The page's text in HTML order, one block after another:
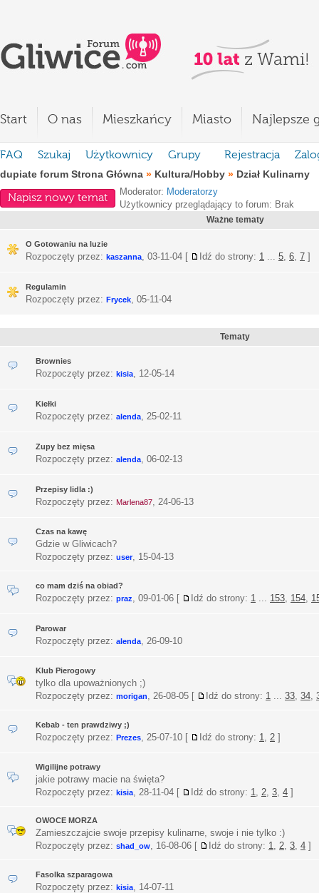
Start O nas Mieszkańcy Miasto Najlepsze
FAQ Szukaj Użytkownicy Grupy Rejestracja
dupiate forum Strona Główna » Kultura/Hobby » Dział Kulinarny
Napisz nowy temat
Moderator: Moderatorzy
Użytkownicy przeglądający to forum: Brak
Ważne tematy
O Gotowaniu na luzie
Rozpoczęty przez: kaszanna, 03-11-04 [ Idź do strony: 1 ... 5, 6, 7 ]
Regulamin
Rozpoczęty przez: Frycek, 05-11-04
Tematy
Brownies
Rozpoczęty przez: kisia, 12-05-14
Kiełki
Rozpoczęty przez: alenda, 25-02-11
Zupy bez mięsa
Rozpoczęty przez: alenda, 06-02-13
Przepisy lidla :)
Rozpoczęty przez: Marlena87, 24-06-13
Czas na kawę
Gdzie w Gliwicach?
Rozpoczęty przez: user, 15-04-13
co mam dziś na obiad?
Rozpoczęty przez: praz, 09-01-06 [ Idź do strony: 1 ... 153, 154,
Parowar
Rozpoczęty przez: alenda, 26-09-10
Klub Pierogowy
tylko dla upoważnionych ;)
Rozpoczęty przez: morigan, 26-08-05 [ Idź do strony: 1 ... 33, 34,
Kebab - ten prawdziwy ;)
Rozpoczęty przez: Prezes, 25-07-10 [ Idź do strony: 1, 2 ]
Wigilijne potrawy
jakie potrawy macie na święta?
Rozpoczęty przez: kisia, 28-11-04 [ Idź do strony: 1, 2, 3, 4 ]
OWOCE MORZA
Zamieszczajcie swoje przepisy kulinarne, swoje i nie tylko :)
Rozpoczęty przez: shad_ow, 16-08-06 [ Idź do strony: 1, 2, 3, 4 ]
Fasolka szparagowa
Rozpoczęty przez: kisia, 14-07-11